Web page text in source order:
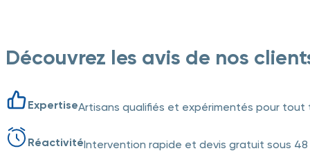
Découvrez les avis de nos
ExpertiseArtisans qualifiés et expérimentés pour
RéactivitéIntervention rapide et devis gratuit sous 48